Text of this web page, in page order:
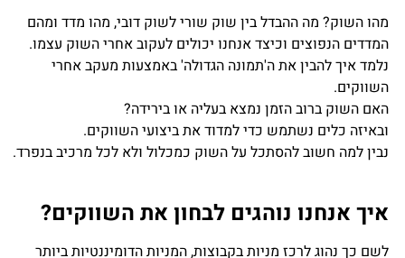
מהו השוק? מה ההבדל בין שוק שורי לשוק דובי, מהו מדד ומהם
המדדים הנפוצים וכיצד אנחנו יכולים לעקוב אחרי השוק עצמו.
נלמד איך להבין את ה'תמונה הגדולה' באמצעות מעקב אחרי
השווקים.
האם השוק ברוב הזמן נמצא בעליה או בירידה?
ובאיזה כלים נשתמש כדי למדוד את ביצועי השווקים.
נבין למה חשוב להסתכל על השוק כמכלול ולא לכל מרכיב בנפרד.
איך אנחנו נוהגים לבחון את השווקים?
לשם כך נהוג לרכז מניות בקבוצות, המניות הדומיננטיות ביותר